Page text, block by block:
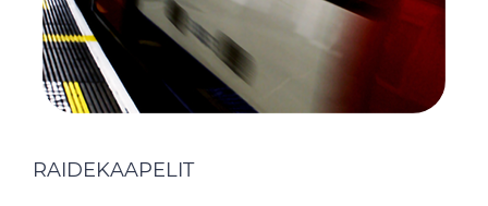
RAIDEKAAPELIT